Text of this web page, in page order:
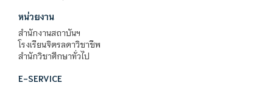
หน่วยงาน
สำนักงานสถาบันฯ
โรงเรียนจิตรลดาวิชาชีพ
สำนักวิชาศึกษาทั่วไป
E-SERVICE